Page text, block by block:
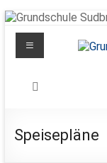
Zum
Inhalt
springen
Schule
in
Menü
Speisepläne